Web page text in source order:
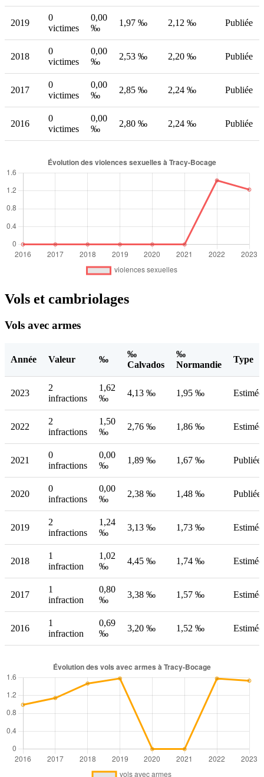
2019
0
victimes
0,00
‰
1,97 ‰ 2,12 ‰ Publiée
2018
0
victimes
0,00
‰
2,53 ‰ 2,20 ‰ Publiée
2017
0
victimes
0,00
‰
2,85 ‰ 2,24 ‰ Publiée
2016
0
victimes
0,00
‰
2,80 ‰ 2,24 ‰ Publiée
Vols et cambriolages
Vols avec armes
Année Valeur ‰
‰
Calvados
‰
Normandie
Type
2023
2
infractions
1,62
‰
4,13 ‰ 1,95 ‰ Estimée
2022
2
infractions
1,50
‰
2,76 ‰ 1,86 ‰ Estimée
2021
0
infractions
0,00
‰
1,89 ‰ 1,67 ‰ Publiée
2020
0
infractions
0,00
‰
2,38 ‰ 1,48 ‰ Publiée
2019
2
infractions
1,24
‰
3,13 ‰ 1,73 ‰ Estimée
2018
1
infraction
1,02
‰
4,45 ‰ 1,74 ‰ Estimée
2017
1
infraction
0,80
‰
3,38 ‰ 1,57 ‰ Estimée
2016
1
infraction
0,69
‰
3,20 ‰ 1,52 ‰ Estimée